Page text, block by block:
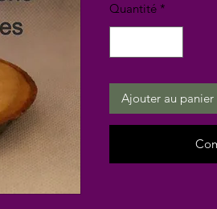
Quantité *
Ajouter au panier